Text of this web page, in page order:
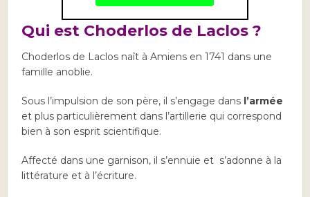
Qui est Choderlos de Laclos ?
Choderlos de Laclos naît à Amiens en 1741 dans une
famille anoblie.
Sous l’impulsion de son père, il s’engage dans l’armée
et plus particulièrement dans l’artillerie qui correspond
bien à son esprit scientifique.
Affecté dans une garnison, il s’ennuie et s’adonne à la
littérature et à l’écriture.